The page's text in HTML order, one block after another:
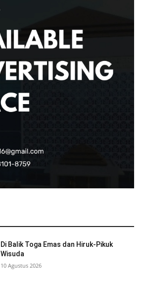
Di Balik Toga Emas dan Hiruk-Pikuk
Wisuda
10 Agustus 2026